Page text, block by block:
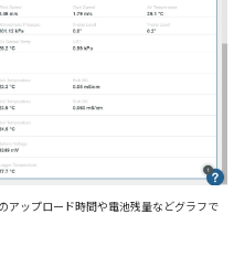
アップロード時間や電池残量などグラフで